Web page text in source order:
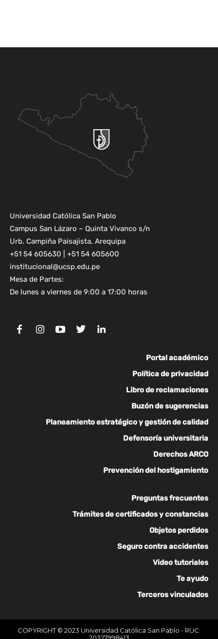
Universidad Católica San Pablo
Campus San Lázaro – Quinta Vivanco s/n
Urb. Campiña Paisajista, Arequipa
+51 54 605630 | +51 54 605600
institucional@ucsp.edu.pe
Mesa de Partes:
De lunes a viernes de 9:00 a 17:00 horas
Portal académico
Política de privacidad
Libro de reclamaciones
Buzón de sugerencias
Planeamiento estratégico y gestión de calidad
Defensoría universitaria
Derechos ARCO
Prevención del hostigamiento
Preguntas frecuentes
Trámites de certificados y constancias
Objetos perdidos
Seguro contra accidentes
Video tutoriales
Te ayudo
Terceros vinculados
COPYRIGHT © 2023 Universidad Católica San Pablo - RUC: